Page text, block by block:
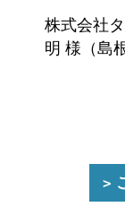
株式会社
明 様（島